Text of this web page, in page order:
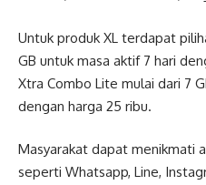
Untuk produk XL terdapat
GB untuk masa aktif 7 hari
Xtra Combo Lite mulai dari 7
dengan harga 25 ribu.
Masyarakat dapat menikmati
seperti Whatsapp, Line,